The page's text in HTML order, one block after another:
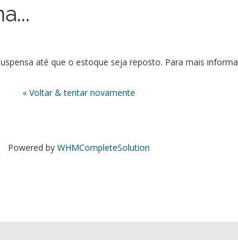
até que o estoque seja reposto. Para mais
« Voltar & tentar novamente
Powered by WHMCompleteSolution